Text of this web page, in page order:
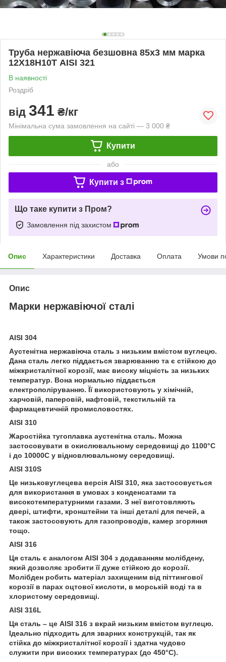
Труба нержавіюча безшовна 85х3 мм марка
12Х18Н10Т AISI 321
В наявності
Роздріб
від 341 ₴/кг
Мінімальна сума замовлення на сайті — 3 000 ₴
Купити
або
Купити з
Що таке купити з Пром?
Замовлення під захистом
Опис Характеристики Доставка Оплата Умови
Опис
Марки нержавіючої сталі
AISI 304
Аустенітна нержавіюча сталь з низьким вмістом вуглецю.
Дана сталь легко піддається зварюванню та є стійкою до
міжкристалітної корозії, має високу міцність за низьких
температур. Вона нормально піддається
електрополіруванню. Її використовують у хімічній,
харчовій, паперовій, нафтовій, текстильній та
фармацевтичній промисловостях.
AISI 310
Жаростійка тугоплавка аустенітна сталь. Можна
застосовувати в окислювальному середовищі до 1100°С
і до 10000С у відновлювальному середовищі.
AISI 310S
Це низьковуглецева версія AISI 310, яка застосовується
для використання в умовах з конденсатами та
високотемпературними газами. З неї виготовляють
двері, штифти, кронштейни та інші деталі для печей, а
також застосовують для газопроводів, камер згоряння
тощо.
AISI 316
Ця сталь є аналогом AISI 304 з додаванням молібдену,
який дозволяє зробити її дуже стійкою до корозії.
Молібден робить матеріал захищеним від піттингової
корозії в парах оцтової кислоти, в морській воді та в
хлористому середовищі.
AISI 316L
Ця сталь – це AISI 316 з вкрай низьким вмістом вуглецю.
Ідеально підходить для зварних конструкцій, так як
стійка до міжкристалітної корозії і здатна чудово
служити при високих температурах (до 450°С).